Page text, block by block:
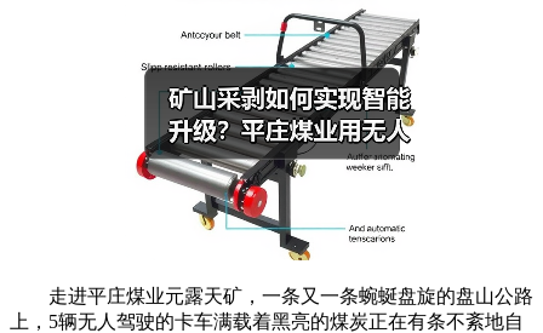
走进平庄煤业元露天矿，一条又一条蜿蜒盘旋的盘山公路
上，5辆无人驾驶的卡车满载着黑亮的煤炭正在有条不紊地自